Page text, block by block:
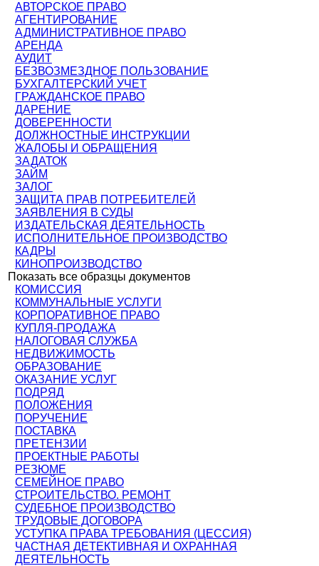
АВТОРСКОЕ ПРАВО
АГЕНТИРОВАНИЕ
АДМИНИСТРАТИВНОЕ ПРАВО
АРЕНДА
АУДИТ
БЕЗВОЗМЕЗДНОЕ ПОЛЬЗОВАНИЕ
БУХГАЛТЕРСКИЙ УЧЕТ
ГРАЖДАНСКОЕ ПРАВО
ДАРЕНИЕ
ДОВЕРЕННОСТИ
ДОЛЖНОСТНЫЕ ИНСТРУКЦИИ
ЖАЛОБЫ И ОБРАЩЕНИЯ
ЗАДАТОК
ЗАЙМ
ЗАЛОГ
ЗАЩИТА ПРАВ ПОТРЕБИТЕЛЕЙ
ЗАЯВЛЕНИЯ В СУДЫ
ИЗДАТЕЛЬСКАЯ ДЕЯТЕЛЬНОСТЬ
ИСПОЛНИТЕЛЬНОЕ ПРОИЗВОДСТВО
КАДРЫ
КИНОПРОИЗВОДСТВО
Показать все образцы документов
КОМИССИЯ
КОММУНАЛЬНЫЕ УСЛУГИ
КОРПОРАТИВНОЕ ПРАВО
КУПЛЯ-ПРОДАЖА
НАЛОГОВАЯ СЛУЖБА
НЕДВИЖИМОСТЬ
ОБРАЗОВАНИЕ
ОКАЗАНИЕ УСЛУГ
ПОДРЯД
ПОЛОЖЕНИЯ
ПОРУЧЕНИЕ
ПОСТАВКА
ПРЕТЕНЗИИ
ПРОЕКТНЫЕ РАБОТЫ
РЕЗЮМЕ
СЕМЕЙНОЕ ПРАВО
СТРОИТЕЛЬСТВО. РЕМОНТ
СУДЕБНОЕ ПРОИЗВОДСТВО
ТРУДОВЫЕ ДОГОВОРА
УСТУПКА ПРАВА ТРЕБОВАНИЯ (ЦЕССИЯ)
ЧАСТНАЯ ДЕТЕКТИВНАЯ И ОХРАННАЯ
ДЕЯТЕЛЬНОСТЬ